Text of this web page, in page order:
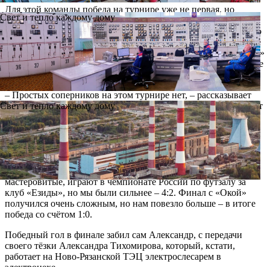
Свет и тепло каждому дому
Свет и тепло каждому дому
Для этой команды победа на турнире уже не первая, но
раньше она называлась МФК «Квандо». Руководство ТЭЦ
всегда поддерживало этот коллектив и недавно было принято
решение переименовать его в «Ново-Рязанскую ТЭЦ». Новое
название оказалось удачным – этим летом команда «Н-Р ТЭЦ»
выиграла Высшую лигу на другом представительном турнире
– ТТЛФ, а теперь взяла и Кубок «Русской кожи».
– Простых соперников на этом турнире нет, – рассказывает
капитан команды Александр Шония. – Все соперники играют
на очень хорошем уровне. Но из группы мы вышли
достаточно легко, заняв в ней второе место. Сначала в плей-
офф обыграли «Велес» в серии пенальти, благодаря нашему
вратарю. В четвертьфинале, уступая РНПК 0:1, в итоге
выиграли со счётом – 4:1. В полуфинале встречались с
командой «Экология дома». Ребята там собраны
мастеровитые, играют в чемпионате России по футзалу за
клуб «Езиды», но мы были сильнее – 4:2. Финал с «Окой»
получился очень сложным, но нам повезло больше – в итоге
победа со счётом 1:0.
Победный гол в финале забил сам Александр, с передачи
своего тёзки Александра Тихомирова, который, кстати,
работает на Ново-Рязанской ТЭЦ электрослесарем в